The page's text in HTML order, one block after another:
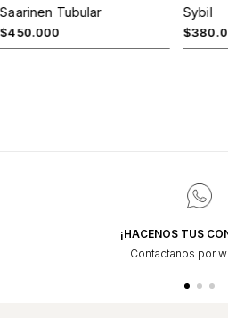
Saarinen Tubular
$450.000
Sybil
¡HACENOS TUS
Contactanos por